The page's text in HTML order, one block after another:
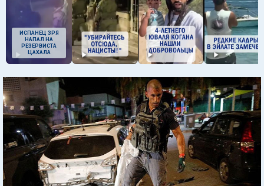
ИСПАНЕЦ ЗРЯ
НАПАЛ НА
РЕЗЕРВИСТА
ЦАХАЛА